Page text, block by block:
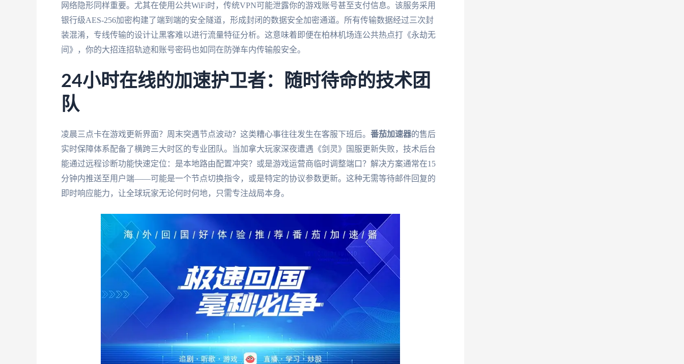
网络隐形同样重要。尤其在使用公共WiFi时，传统VPN可能泄露你的游戏账号甚至支付信息。该服务采用
银行级AES-256加密构建了端到端的安全隧道，形成封闭的数据安全加密通道。所有传输数据经过三次封
装混淆，专线传输的设计让黑客难以进行流量特征分析。这意味着即便在柏林机场连公共热点打《永劫无
间》，你的大招连招轨迹和账号密码也如同在防弹车内传输般安全。
24小时在线的加速护卫者：随时待命的技术团
队
凌晨三点卡在游戏更新界面？周末突遇节点波动？这类糟心事往往发生在客服下班后。 番茄加速器的售后
实时保障体系配备了横跨三大时区的专业团队。当加拿大玩家深夜遭遇《剑灵》国服更新失败，技术后台
能通过远程诊断功能快速定位：是本地路由配置冲突？或是游戏运营商临时调整端口？解决方案通常在15
分钟内推送至用户端——可能是一个节点切换指令，或是特定的协议参数更新。这种无需等待邮件回复的
即时响应能力，让全球玩家无论何时何地，只需专注战局本身。